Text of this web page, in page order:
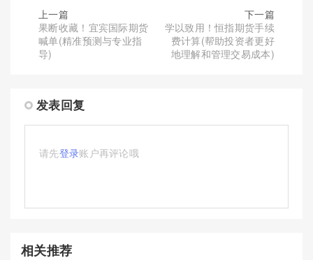
上一篇
果断收藏！宜宾国际期货
喊单(精准预测与专业指
导)
下一篇
学以致用！恒指期货手续
费计算(帮助投资者更好
地理解和管理交易成本)
发表回复
请先登录账户再评论哦
相关推荐